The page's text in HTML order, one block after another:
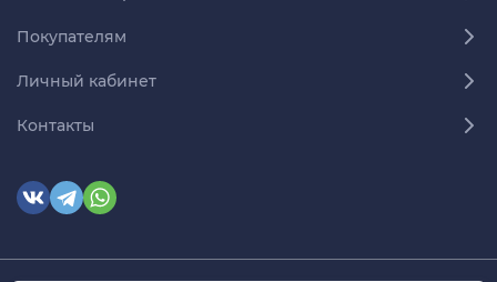
Покупателям
Личный кабинет
Контакты